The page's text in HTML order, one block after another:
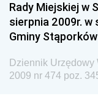
Dziennik
Żeglugi
Dziennik
Dziennik
Rady Miejskiej w
sierpnia 2009r.
Gminy
Dziennik
2009 nr 474 poz.